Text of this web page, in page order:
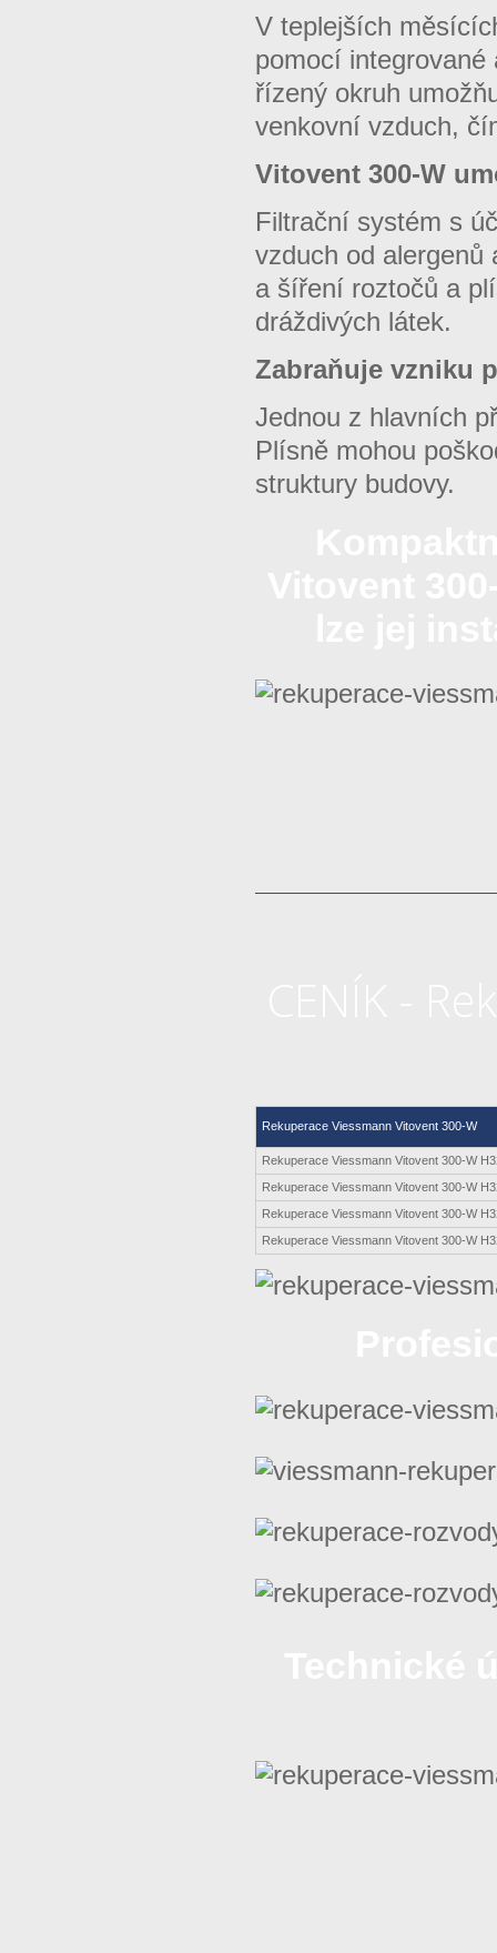
V teplejších
pomocí integrované
řízený okruh
venkovní vzduch,
Vitovent 300-W
Filtrační systém s
vzduch od alergenů
a šíření roztočů a
dráždivých látek.
Zabraňuje vzniku
Jednou z hlavních
Plísně mohou
struktury budovy.
Rekuperace Viessmann Vitovent 300-W
Rekuperace Viessmann Vitovent 300-W
Rekuperace Viessmann Vitovent 300-W
Rekuperace Viessmann Vitovent 300-W
Rekuperace Viessmann Vitovent 300-W